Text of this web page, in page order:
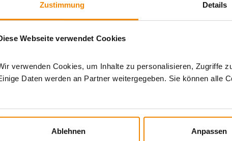
Zustimmung Details
Webseite verwendet Cookies
verwenden Cookies, um Inhalte zu personalisieren, Zugriffe
Daten werden an Partner weitergegeben. Sie können alle
Ablehnen Anpassen
zum Artikel
| Ofenrohre für Holzöfen